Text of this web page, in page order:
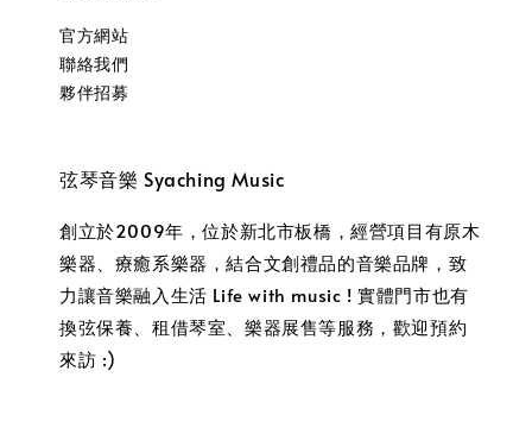
官方網站
聯絡我們
夥伴招募
弦琴音樂 Syaching Music
創立於2009年，位於新北市板橋，經營項目有原木
樂器、療癒系樂器，結合文創禮品的音樂品牌，致
力讓音樂融入生活 Life with music ! 實體門市也有
換弦保養、租借琴室、樂器展售等服務，歡迎預約
來訪 :)